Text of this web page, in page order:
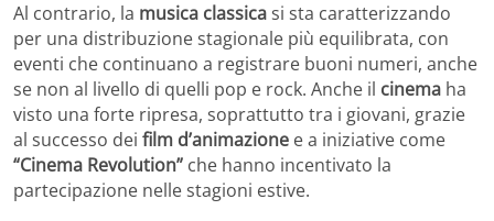
Al contrario, la musica classicasi sta caratterizzando
per una distribuzione stagionale più equilibrata, con
eventi che continuano a registrare buoni numeri, anche
se non al livello di quelli pop e rock. Anche il cinema ha
visto una forte ripresa, soprattutto tra i giovani, grazie
al successo dei film d’animazione e a iniziative come
“Cinema Revolution” che hanno incentivato la
partecipazione nelle stagioni estive.